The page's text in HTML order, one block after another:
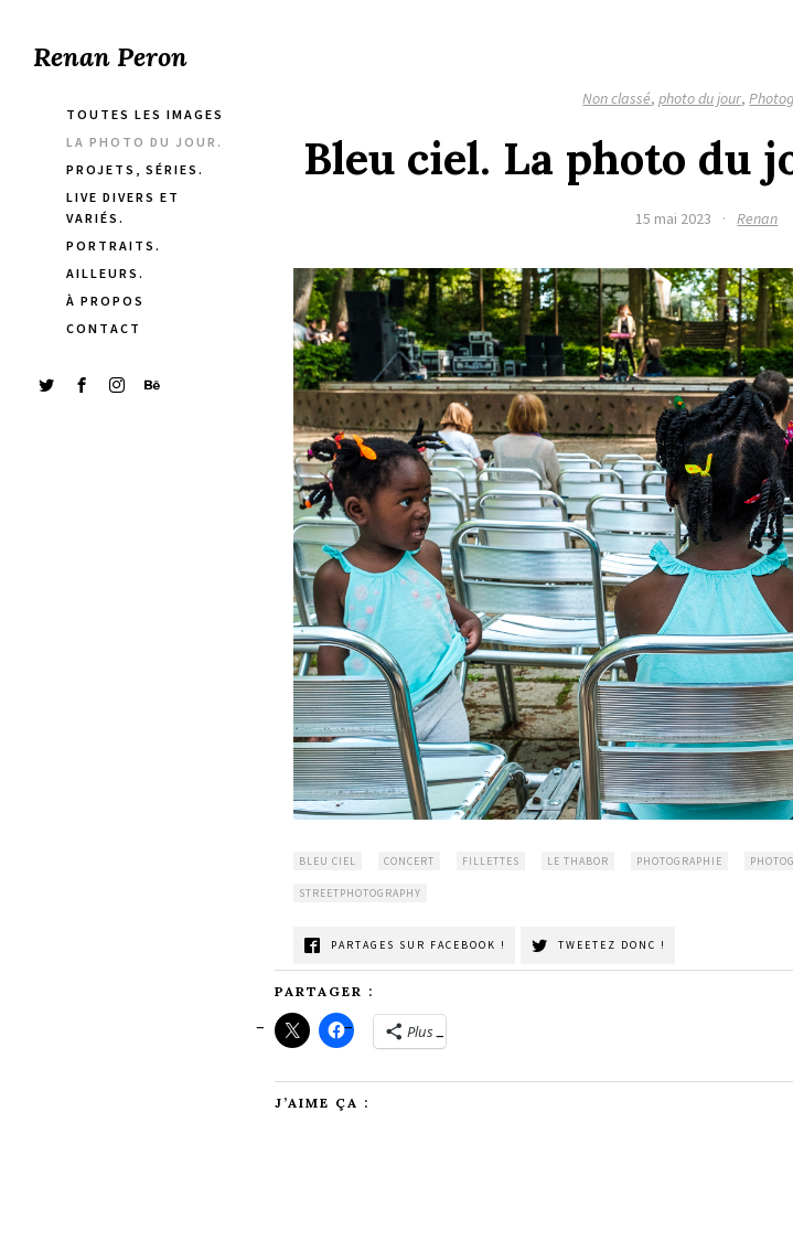
Renan Peron
TOUTES LES IMAGES
LA PHOTO DU JOUR.
PROJETS, SÉRIES.
LIVE DIVERS ET
VARIÉS.
PORTRAITS.
AILLEURS.
À PROPOS
CONTACT
Non classé,photo du jour,
Bleu ciel. La photo du
15 mai 2023 · Renan
BLEU CIEL CONCERT FILLETTES LE THABOR PHOTOGRAPHIE
STREETPHOTOGRAPHY
PARTAGES SUR FACEBOOK ! TWEETEZ DONC !
PARTAGER :
Plus
J’AIME ÇA :